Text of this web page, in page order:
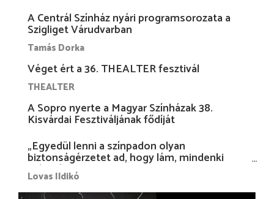
A Centrál Színház nyári programsorozata a
Szigliget Várudvarban
Tamás Dorka
Véget ért a 36. THEALTER fesztivál
THEALTER
A Sopro nyerte a Magyar Színházak 38.
Kisvárdai Fesztiváljának fődíját
„Egyedül lenni a színpadon olyan
biztonságérzetet ad, hogy lám, mindenki
más nélkül is megvagyok magammal…”
Lovas Ildikó